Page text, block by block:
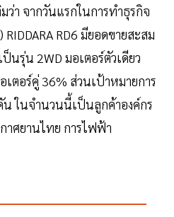
ว่า จากวันแรกในการทำธุรกิจ
RD6 มียอดขายสะสม
นรุ่น 2WD มอเตอร์ตัวเดียว
เตอร์คู่ 36% ส่วนเป้าหมายการ
น ในจำนวนนี้เป็นลูกค้าองค์กร
าศยานไทย การไฟฟ้า